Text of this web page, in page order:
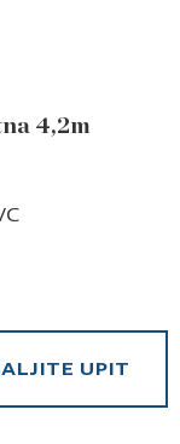
4,2m
UPIT